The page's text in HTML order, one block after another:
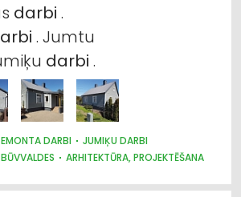
darbi .
. Jumtu
darbi .
DARBI
JUMIĶU DARBI
ARHITEKTŪRA, PROJEKTĒŠANA